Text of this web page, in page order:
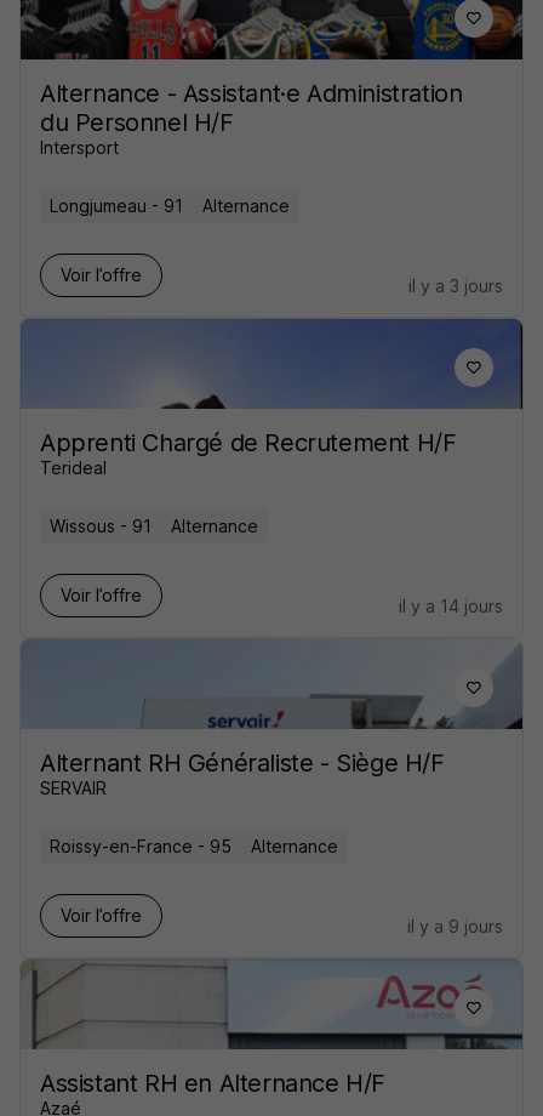
Alternance - Assistant·e Administration
du Personnel H/F
Intersport
Longjumeau - 91 Alternance
Voir l’offre
il y a 3 jours
Apprenti Chargé de Recrutement H/F
Terideal
Wissous - 91 Alternance
Voir l’offre
il y a 14 jours
Alternant RH Généraliste - Siège H/F
SERVAIR
Roissy-en-France - 95 Alternance
Voir l’offre
il y a 9 jours
Assistant RH en Alternance H/F
Azaé